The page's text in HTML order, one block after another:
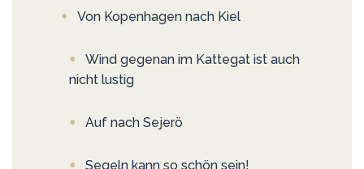
Von Kopenhagen nach Kiel
Wind gegenan im Kattegat ist auch
nicht lustig
Auf nach Sejerö
Segeln kann so schön sein!